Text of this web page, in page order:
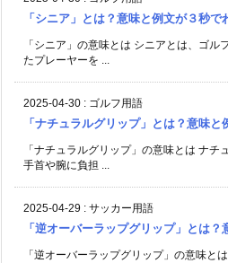
「シニア」とは？意味と例文が３秒で
「シニア」の意味とは シニアとは、ゴル
たプレーヤーを ...
2025-04-30 : ゴルフ用語
「ナチュラルグリップ」とは？意味と
「ナチュラルグリップ」の意味とは ナ
手首や腕に負担 ...
2025-04-29 : サッカー用語
「逆オーバーラップグリップ」とは？
「逆オーバーラップグリップ」の意味と